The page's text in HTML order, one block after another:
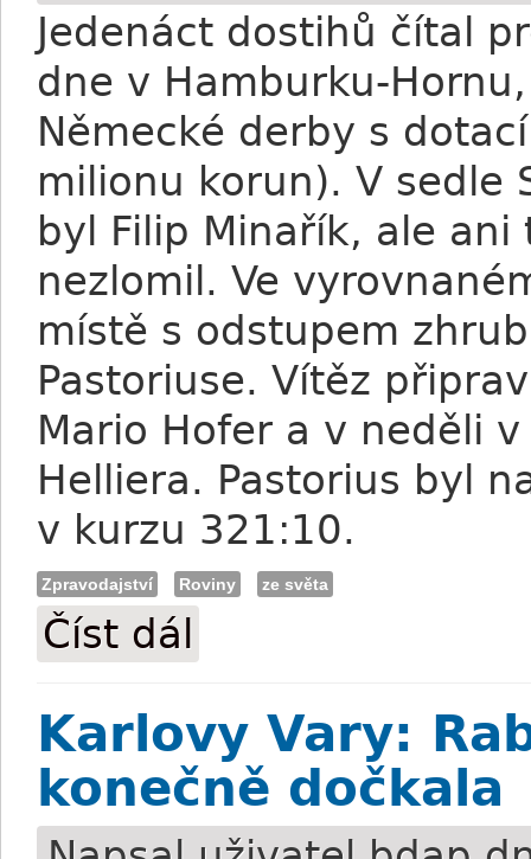
Jedenáct dostihů čítal
dne v Hamburku-
Německé derby s
milionu korun). V sedle
byl Filip Minařík, ale
nezlomil. Ve
místě s odstupem
Pastoriuse. Vítěz
Mario Hofer a v neděli
Helliera. Pastorius byl
v kurzu 321:10.
Zpravodajství Roviny ze světa
Číst dál
Karlovy Vary:
konečně dočkala